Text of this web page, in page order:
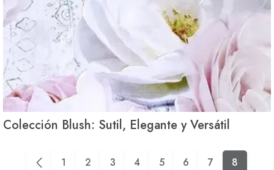
Colección Blush: Sutil, Elegante y Versátil
1 2 3 4 5 6 7 8